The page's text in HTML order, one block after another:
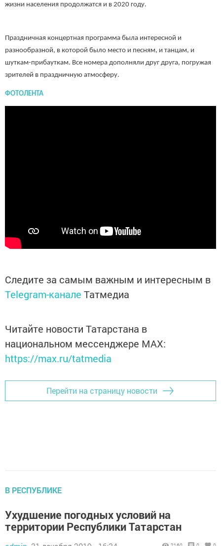
жизни населения продолжатся и в 2020 году.
Праздничная концертная программа была интересной и
разнообразной, в которой было место и песням, и танцам, и
шуткам-прибауткам. Все номера дополняли друг друга, погружая
зрителей в праздничную атмосферу.
ФОТОЛЕНТА
Следите за самым важным и интересным в
Telegram-канале Татмедиа
Читайте новости Татарстана в
национальном мессенджере MАХ:
https://max.ru/tatmedia
Перейти на страницу новости
В РЕСПУБЛИКЕ
Ухудшение погодных условий на
территории Республики Татарстан